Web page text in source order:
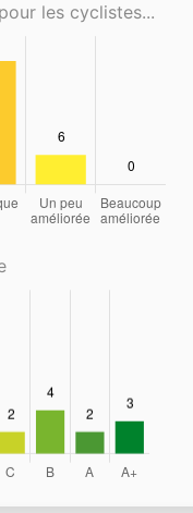
les cyclistes...